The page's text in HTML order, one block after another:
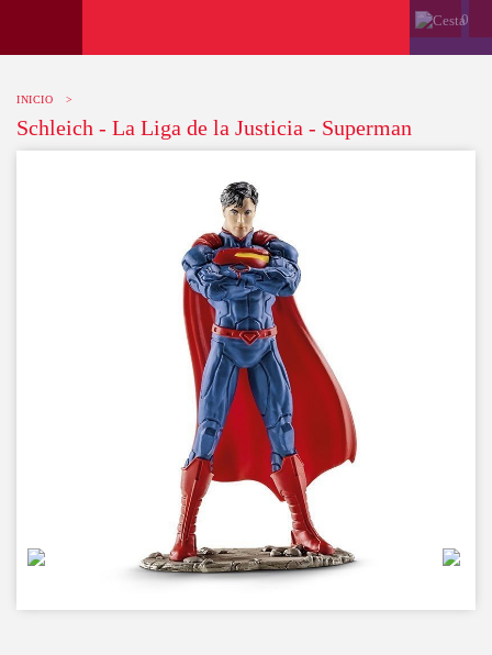
0
INICIO >
Schleich - La Liga de la Justicia - Superman